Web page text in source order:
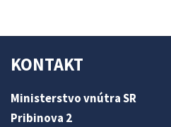
KONTAKT
Ministerstvo vnútra SR
Pribinova 2